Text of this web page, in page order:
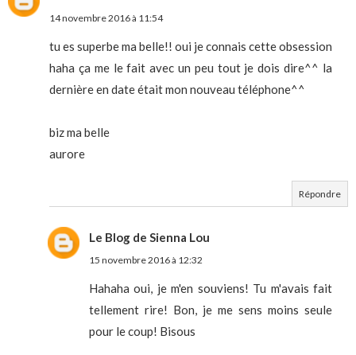
14 novembre 2016 à 11:54
tu es superbe ma belle!! oui je connais cette obsession
haha ça me le fait avec un peu tout je dois dire^^ la
dernière en date était mon nouveau téléphone^^
biz ma belle
aurore
Répondre
Le Blog de Sienna Lou
15 novembre 2016 à 12:32
Hahaha oui, je m'en souviens! Tu m'avais fait
tellement rire! Bon, je me sens moins seule
pour le coup! Bisous